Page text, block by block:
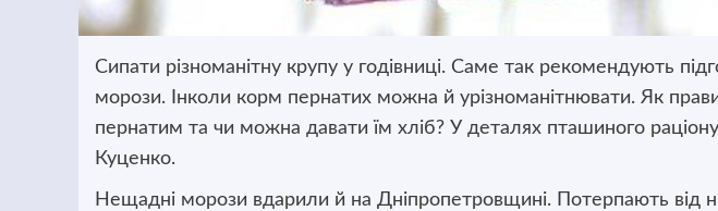
Сипати різноманітну крупу у годівниці. Саме так рекомендують
морози. Інколи корм пернатих можна й урізноманітнювати. Як
пернатим та чи можна давати їм хліб? У деталях пташиного
Куценко.
Нещадні морози вдарили й на Дніпропетровщині. Потерпають від